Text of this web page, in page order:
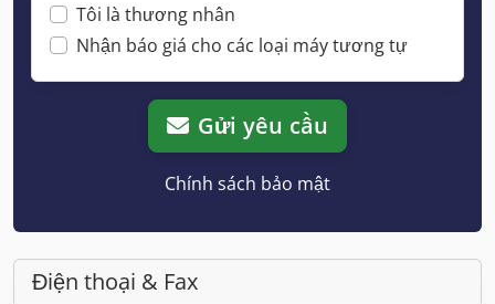
Tôi là thương nhân
Nhận báo giá cho các loại máy tương tự
Gửi yêu cầu
Chính sách bảo mật
Điện thoại & Fax